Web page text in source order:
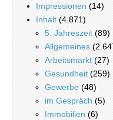
Impressionen (14)
Inhalt (4.871)
5. Jahreszeit (89)
Allgemeines
Arbeitsmarkt (27)
Gesundheit (259)
Gewerbe (48)
im Gespräch (5)
Immobilien (6)